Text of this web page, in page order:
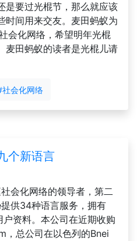
是要过光棍节，那么就应该
时间用来交友。麦田蚂蚁为
会化网络，希望明年光棍
麦田蚂蚁的读者是光棍儿请
社会化网络
个新语言
会化网络的领导者，第二
供34种语言服务，拥有
资料。本公司在近期收购
，总公司在以色列的Bnei